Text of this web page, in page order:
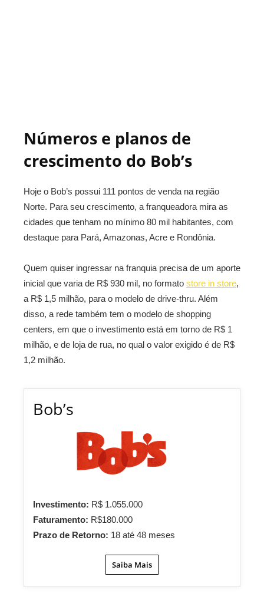
Números e planos de
crescimento do Bob’s
Hoje o Bob’s possui 111 pontos de venda na região
Norte. Para seu crescimento, a franqueadora mira as
cidades que tenham no mínimo 80 mil habitantes, com
destaque para Pará, Amazonas, Acre e Rondônia.
Quem quiser ingressar na franquia precisa de um aporte
inicial que varia de R$ 930 mil, no formato store in store,
a R$ 1,5 milhão, para o modelo de drive-thru. Além
disso, a rede também tem o modelo de shopping
centers, em que o investimento está em torno de R$ 1
milhão, e de loja de rua, no qual o valor exigido é de R$
1,2 milhão.
Bob’s
Investimento: R$ 1.055.000
Faturamento: R$180.000
Prazo de Retorno: 18 até 48 meses
Saiba Mais